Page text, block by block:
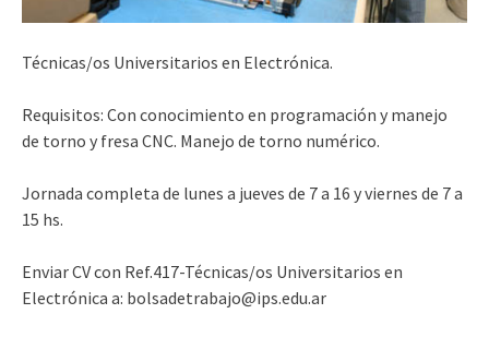
Técnicas/os Universitarios en Electrónica.
Requisitos: Con conocimiento en programación y manejo
de torno y fresa CNC. Manejo de torno numérico.
Jornada completa de lunes a jueves de 7 a 16 y viernes de 7 a
15 hs.
Enviar CV con Ref.417-Técnicas/os Universitarios en
Electrónica a: bolsadetrabajo@ips.edu.ar